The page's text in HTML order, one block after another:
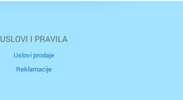
USLOVI I PRAVILA
Uslovi prodaje
Reklamacije